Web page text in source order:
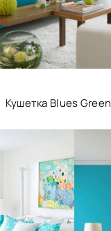
Кушетка Blues Green